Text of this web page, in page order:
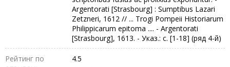
Argentorati [Strasbourg] : Sumptibus Lazari
Zetzneri, 1612 // ... Trogi Pompeii Historiarum
Philippicarum epitoma .... - Argentorati
[Strasbourg], 1613. - Указ.: с. [1-18] (ряд 4-й)
Рейтинг по
4.5